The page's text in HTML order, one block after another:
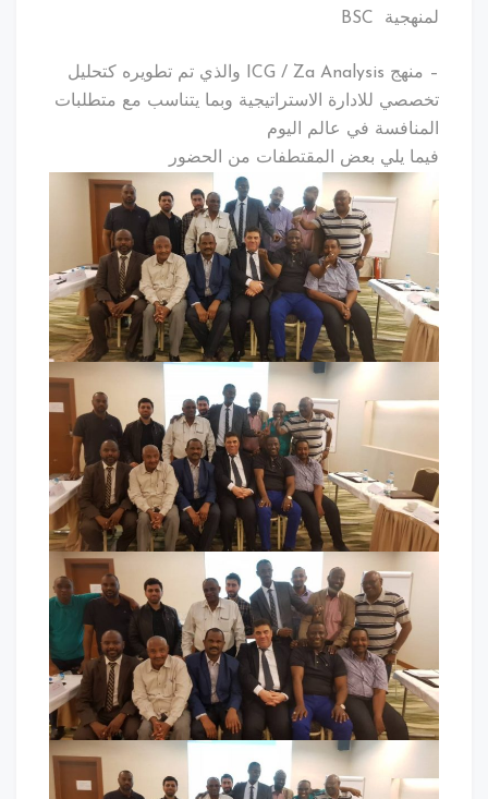
لمنهجية BSC
– منهج ICG / Za Analysis والذي تم تطويره كتحليل
تخصصي للادارة الاستراتيجية وبما يتناسب مع متطلبات
المنافسة في عالم اليوم
فيما يلي بعض المقتطفات من الحضور